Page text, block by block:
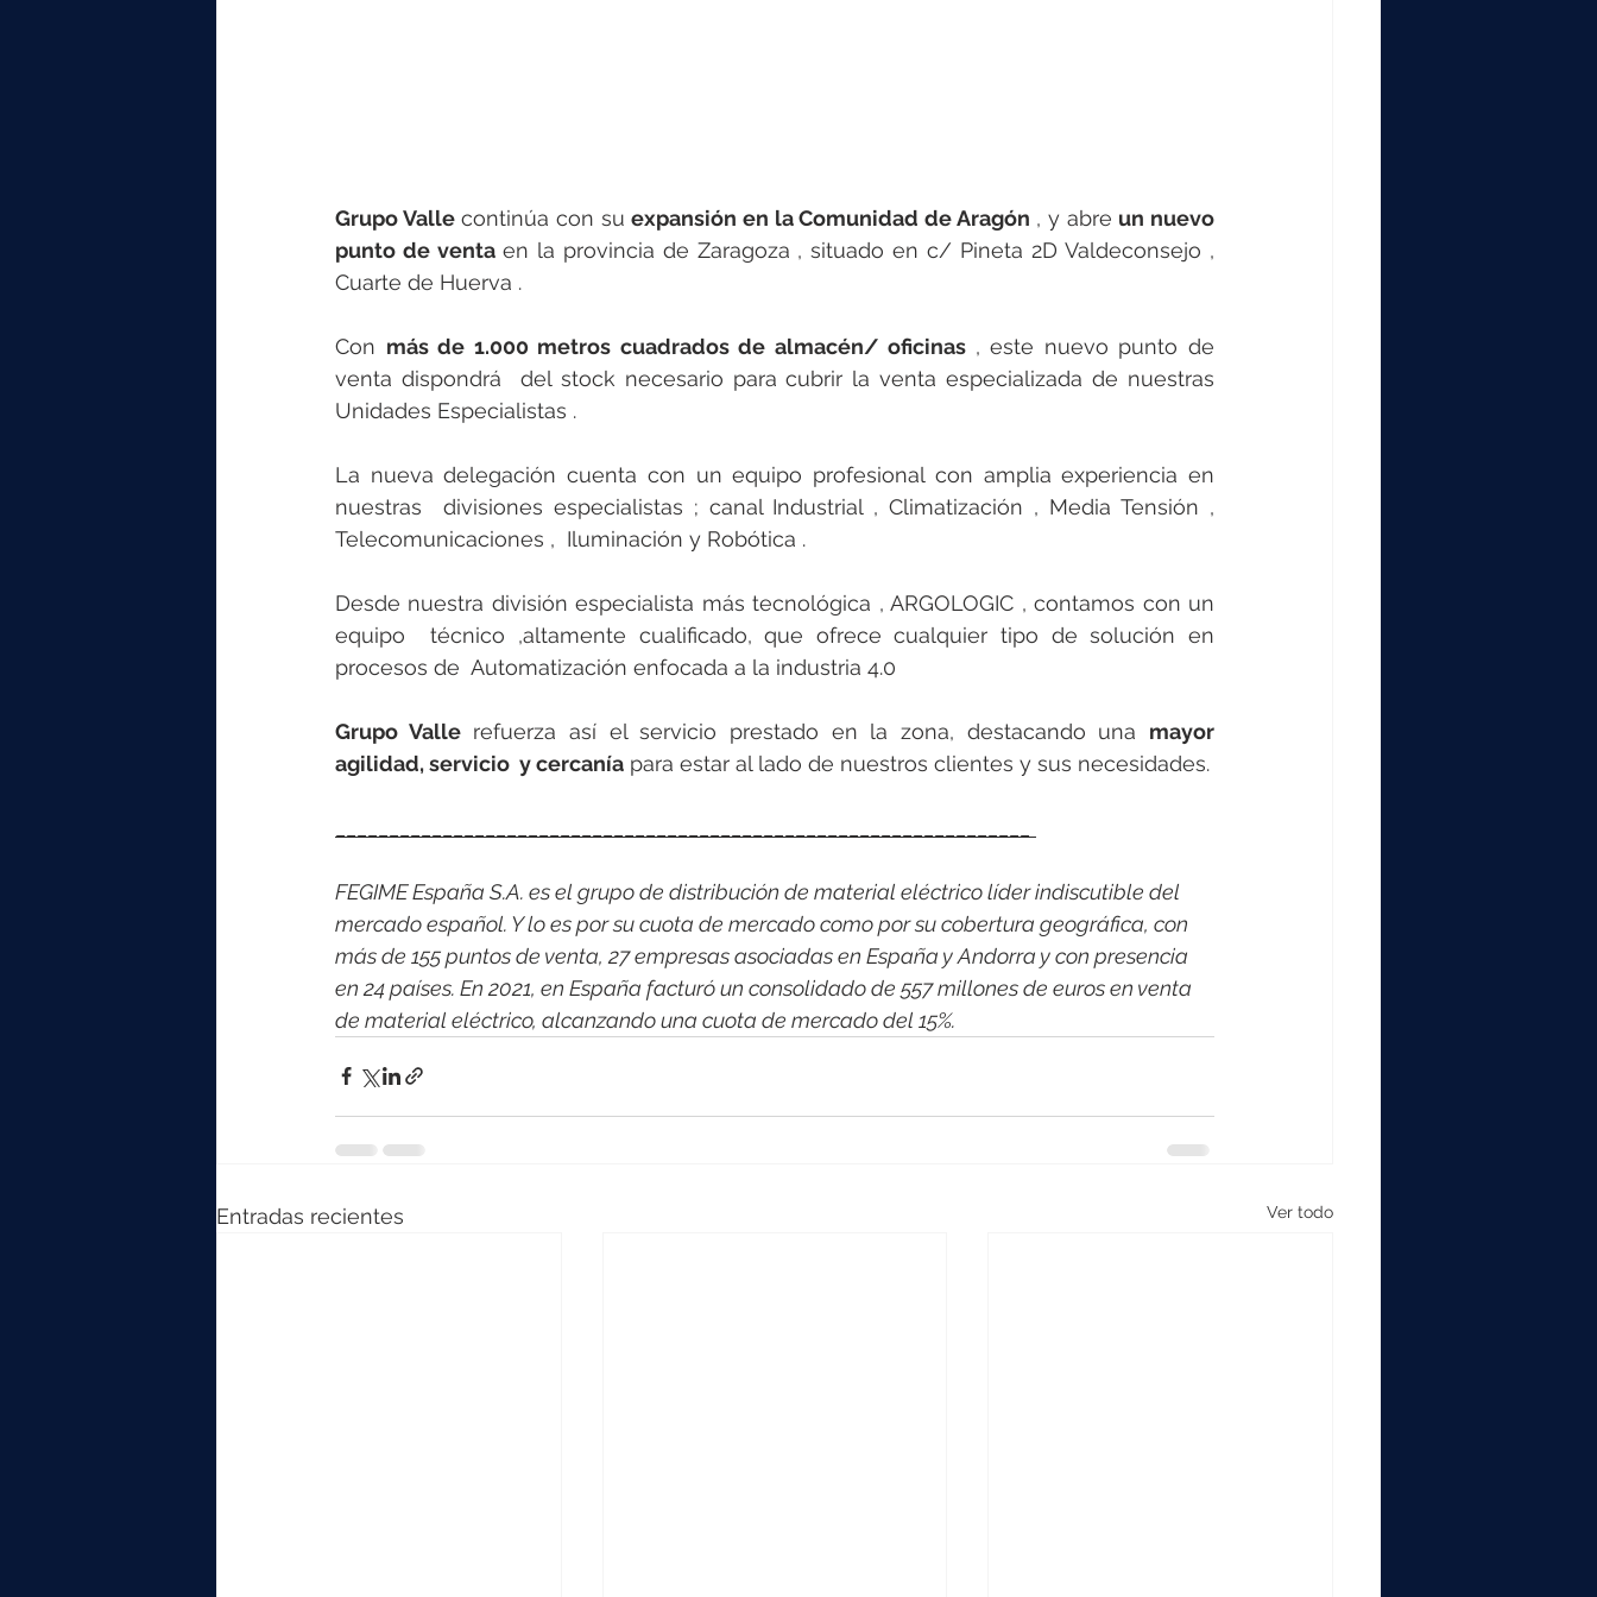
elektrotools-P099000 elektrotools-P046000
Grupo Valle continúa con su expansión en la Comunidad de Aragón , y abre un nuevo
punto de venta en la provincia de Zaragoza , situado en c/ Pineta 2D Valdeconsejo ,
Cuarte de Huerva .
Con más de 1.000 metros cuadrados de almacén/ oficinas , este nuevo punto de
venta dispondrá  del stock necesario para cubrir la venta especializada de nuestras
Unidades Especialistas .
La nueva delegación cuenta con un equipo profesional con amplia experiencia en
nuestras  divisiones especialistas ; canal Industrial , Climatización , Media Tensión ,
Telecomunicaciones ,  Iluminación y Robótica .
Desde nuestra división especialista más tecnológica , ARGOLOGIC , contamos con un
equipo  técnico ,altamente cualificado, que ofrece cualquier tipo de solución en
procesos de  Automatización enfocada a la industria 4.0
Grupo Valle refuerza así el servicio prestado en la zona, destacando una mayor
agilidad, servicio  y cercanía para estar al lado de nuestros clientes y sus necesidades.
FEGIME España S.A. es el grupo de distribución de material eléctrico líder indiscutible del
mercado español. Y lo es por su cuota de mercado como por su cobertura geográfica, con
más de 155 puntos de venta, 27 empresas asociadas en España y Andorra y con presencia
en 24 países. En 2021, en España facturó un consolidado de 557 millones de euros en venta
de material eléctrico, alcanzando una cuota de mercado del 15%.
Entradas recientes Ver todo